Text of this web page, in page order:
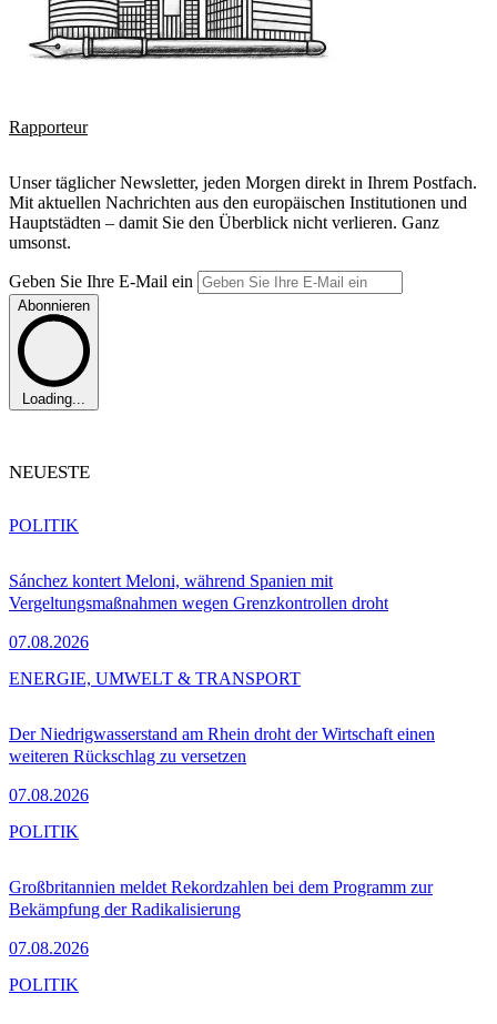
Rapporteur
Unser täglicher Newsletter, jeden Morgen direkt in Ihrem Postfach.
Mit aktuellen Nachrichten aus den europäischen Institutionen und
Hauptstädten – damit Sie den Überblick nicht verlieren. Ganz
umsonst.
Geben Sie Ihre E-Mail ein
Abonnieren
Loading...
NEUESTE
Sánchez kontert Meloni, während Spanien mit
Vergeltungsmaßnahmen wegen Grenzkontrollen droht
07.08.2026
POLITIK
Der Niedrigwasserstand am Rhein droht der Wirtschaft einen
weiteren Rückschlag zu versetzen
07.08.2026
ENERGIE, UMWELT & TRANSPORT
Großbritannien meldet Rekordzahlen bei dem Programm zur
Bekämpfung der Radikalisierung
07.08.2026
POLITIK
POLITIK